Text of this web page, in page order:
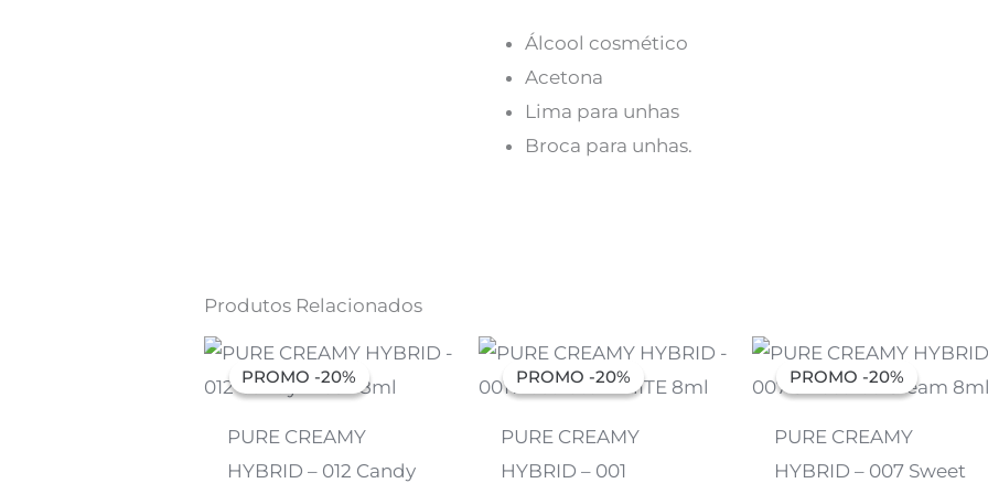
Álcool cosmético
Acetona
Lima para unhas
Broca para unhas.
Produtos Relacionados
PROMO -20%
PROMO -20%
PURE CREAMY
HYBRID – 012 Candy
O
preço
original
7,07 €.
O
preço
atual
5,66 €.
PROMO -20%
PROMO -20%
PURE CREAMY
HYBRID – 001
O
preço
original
7,07 €.
O
preço
atual
5,66 €.
PROMO -20%
PROMO -20%
PURE CREAMY
HYBRID – 007 Sweet
O
preço
original
7,07 €.
O
preço
atual
5,66 €.